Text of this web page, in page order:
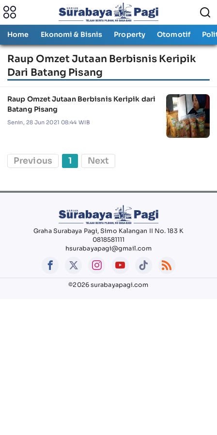
Home Ekonomi & Bisnis Property Otomotif
Raup Omzet Jutaan Berbisnis Keripik
Dari Batang Pisang
Raup Omzet Jutaan Berbisnis Keripik dari
Batang Pisang
Senin, 28 Jun 2021 08:44 WIB
Previous 1 Next
Graha Surabaya Pagi, Simo Kalangan II No. 183 K
0818581111
hsurabayapagi@gmail.com
©2026 surabayapagi.com